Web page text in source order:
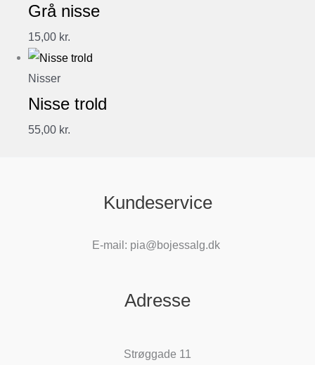
Grå nisse
15,00 kr.
Nisser
Nisse trold
55,00 kr.
Kundeservice
E-mail: pia@bojessalg.dk
Adresse
Strøggade 11